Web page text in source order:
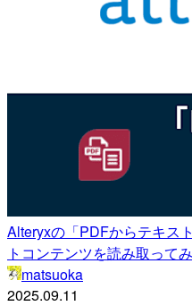
Alteryxの「PDFからテキス
トコンテンツを読み取って
matsuoka
2025.09.11